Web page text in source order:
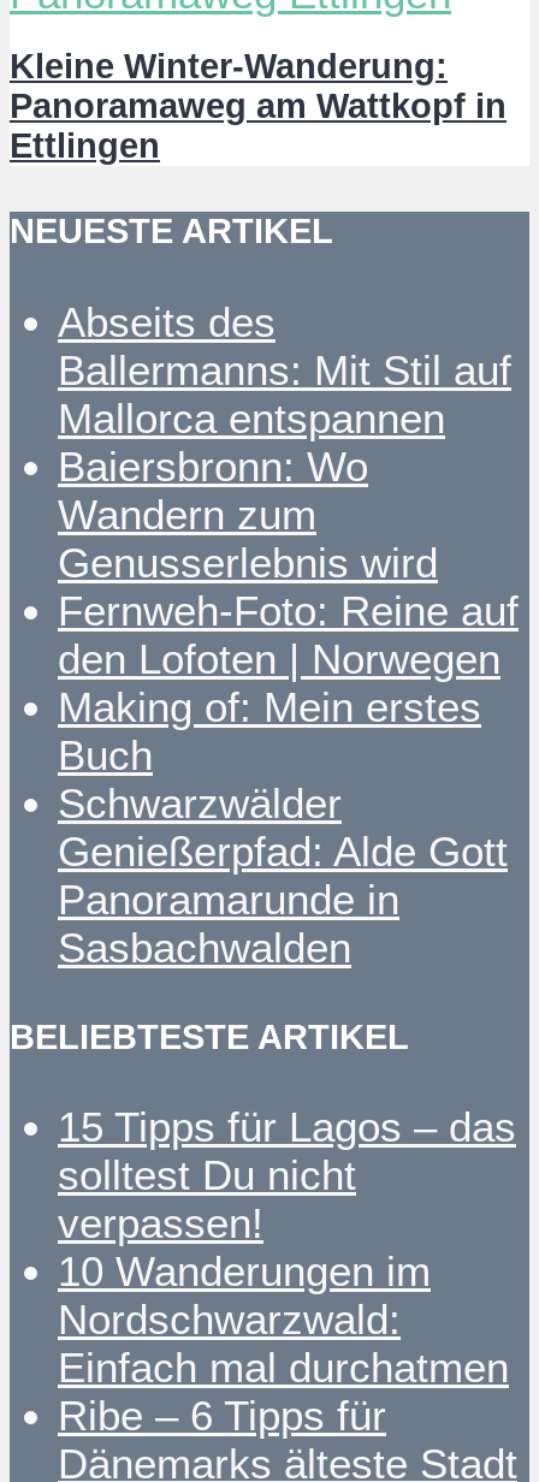
Kleine Winter-Wanderung:
Panoramaweg am Wattkopf in
Ettlingen
NEUESTE ARTIKEL
Abseits des
Ballermanns: Mit Stil auf
Mallorca entspannen
Baiersbronn: Wo
Wandern zum
Genusserlebnis wird
Fernweh-Foto: Reine auf
den Lofoten | Norwegen
Making of: Mein erstes
Buch
Schwarzwälder
Genießerpfad: Alde Gott
Panoramarunde in
Sasbachwalden
BELIEBTESTE ARTIKEL
15 Tipps für Lagos – das
solltest Du nicht
verpassen!
10 Wanderungen im
Nordschwarzwald:
Einfach mal durchatmen
Ribe – 6 Tipps für
Dänemarks älteste Stadt